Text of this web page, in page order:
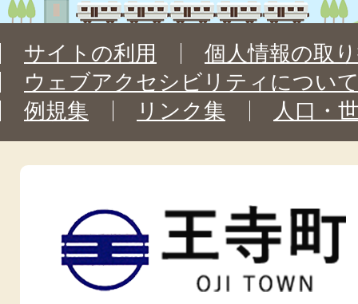
サイトの利用
個人情報の取
ウェブアクセシビリティについ
例規集
リンク集 人口・
王
寺
町